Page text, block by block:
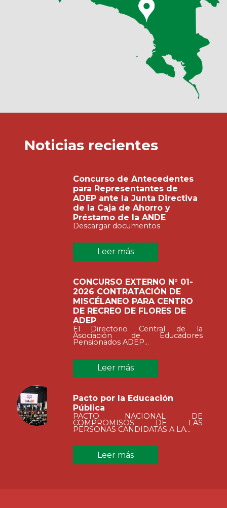
Noticias recientes
Concurso de Antecedentes
para Representantes de
ADEP ante la Junta Directiva
de la Caja de Ahorro y
Préstamo de la ANDE
Descargar documentos
Leer más
CONCURSO EXTERNO N° 01-
2026 CONTRATACIÓN DE
MISCÉLANEO PARA CENTRO
DE RECREO DE FLORES DE
ADEP
El Directorio Central de la
Asociación de Educadores
Pensionados ADEP...
Leer más
Pacto por la Educación
Pública
PACTO NACIONAL DE
COMPROMISOS DE LAS
PERSONAS CANDIDATAS A LA...
Leer más